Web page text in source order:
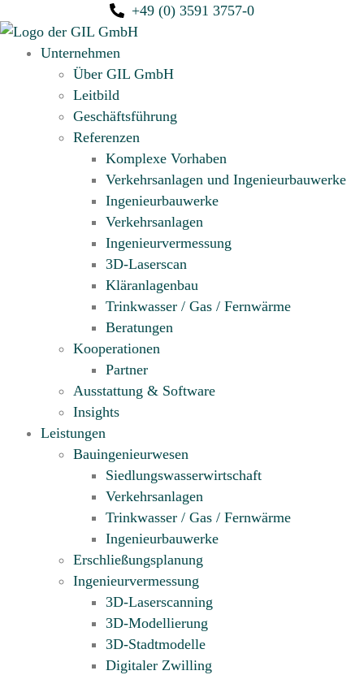
+49 (0) 3591 3757-0
Unternehmen
Über GIL GmbH
Leitbild
Geschäftsführung
Referenzen
Komplexe Vorhaben
Verkehrsanlagen und Ingenieurbauwerke
Ingenieurbauwerke
Verkehrsanlagen
Ingenieur­vermessung
3D-Laserscan
Kläranlagenbau
Trinkwasser / Gas / Fernwärme
Beratungen
Kooperationen
Partner
Ausstattung & Software
Insights
Leistungen
Bauingenieurwesen
Siedlungswasserwirtschaft
Verkehrsanlagen
Trinkwasser / Gas / Fernwärme
Ingenieurbauwerke
Erschließungsplanung
Ingenieurvermessung
3D-Laserscanning
3D-Modellierung
3D-Stadtmodelle
Digitaler Zwilling